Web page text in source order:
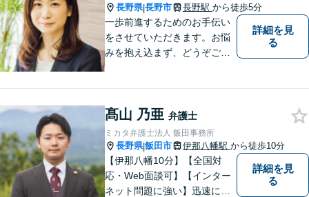
長野県|長野市 長野駅 から徒歩5分
一歩前進するためのお手伝い
をさせていただきます。お悩
みを抱え込まず、どうぞご相
詳細を見
る
髙山 乃亜 弁護士
ミカタ弁護士法人 飯田事務所
長野県|飯田市 伊那八幡駅 から徒歩10分
【伊那八幡10分】【全国対
応・Web面談可】【インター
ネット問題に強い】迅速に対
詳細を見
る